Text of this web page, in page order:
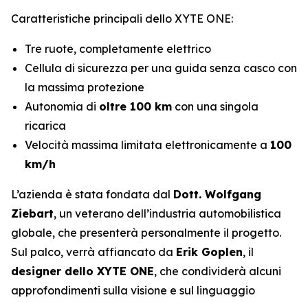
Caratteristiche principali dello XYTE ONE:
Tre ruote, completamente elettrico
Cellula di sicurezza per una guida senza casco con
la massima protezione
Autonomia di oltre 100 km con una singola
ricarica
Velocità massima limitata elettronicamente a 100
km/h
L’azienda è stata fondata dal Dott. Wolfgang
Ziebart, un veterano dell’industria automobilistica
globale, che presenterà personalmente il progetto.
Sul palco, verrà affiancato da Erik Goplen, il
designer dello XYTE ONE, che condividerà alcuni
approfondimenti sulla visione e sul linguaggio